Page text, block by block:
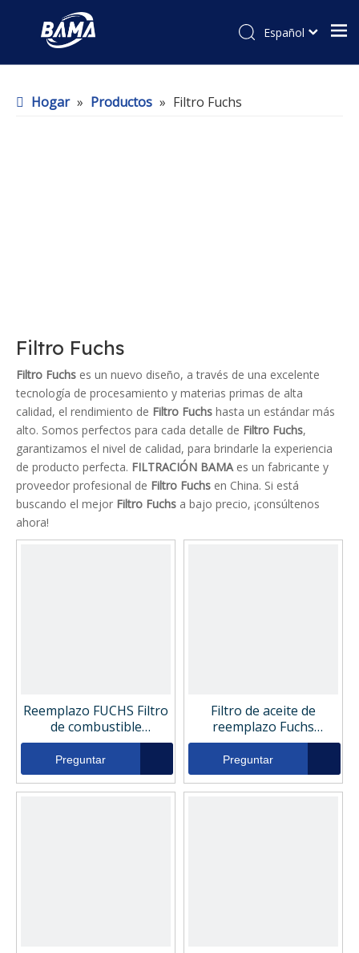
Español
Hogar » Productos » Filtro Fuchs
Filtro Fuchs
Filtro Fuchs es un nuevo diseño, a través de una excelente
tecnología de procesamiento y materias primas de alta
calidad, el rendimiento de Filtro Fuchs hasta un estándar más
alto. Somos perfectos para cada detalle de Filtro Fuchs,
garantizamos el nivel de calidad, para brindarle la experiencia
de producto perfecta. FILTRACIÓN BAMAes un fabricante y
proveedor profesional de Filtro Fuchs en China. Si está
buscando el mejor Filtro Fuchs a bajo precio, ¡consúltenos
ahora!
Reemplazo FUCHS Filtro
de combustible
5568656484
Preguntar
Filtro de aceite de
reemplazo Fuchs
5501316450
Preguntar